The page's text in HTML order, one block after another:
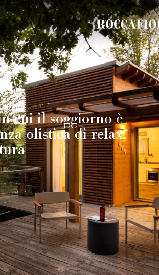
cui il soggiorno è
olistica di relax,